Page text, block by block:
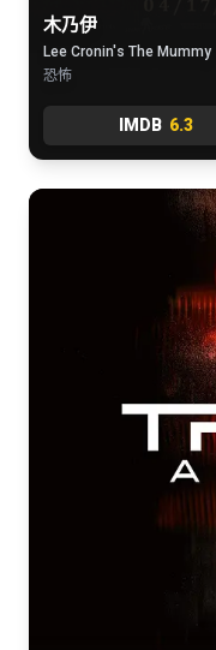
木乃伊
Lee Cronin's The Mummy
恐怖
IMDB 6.3